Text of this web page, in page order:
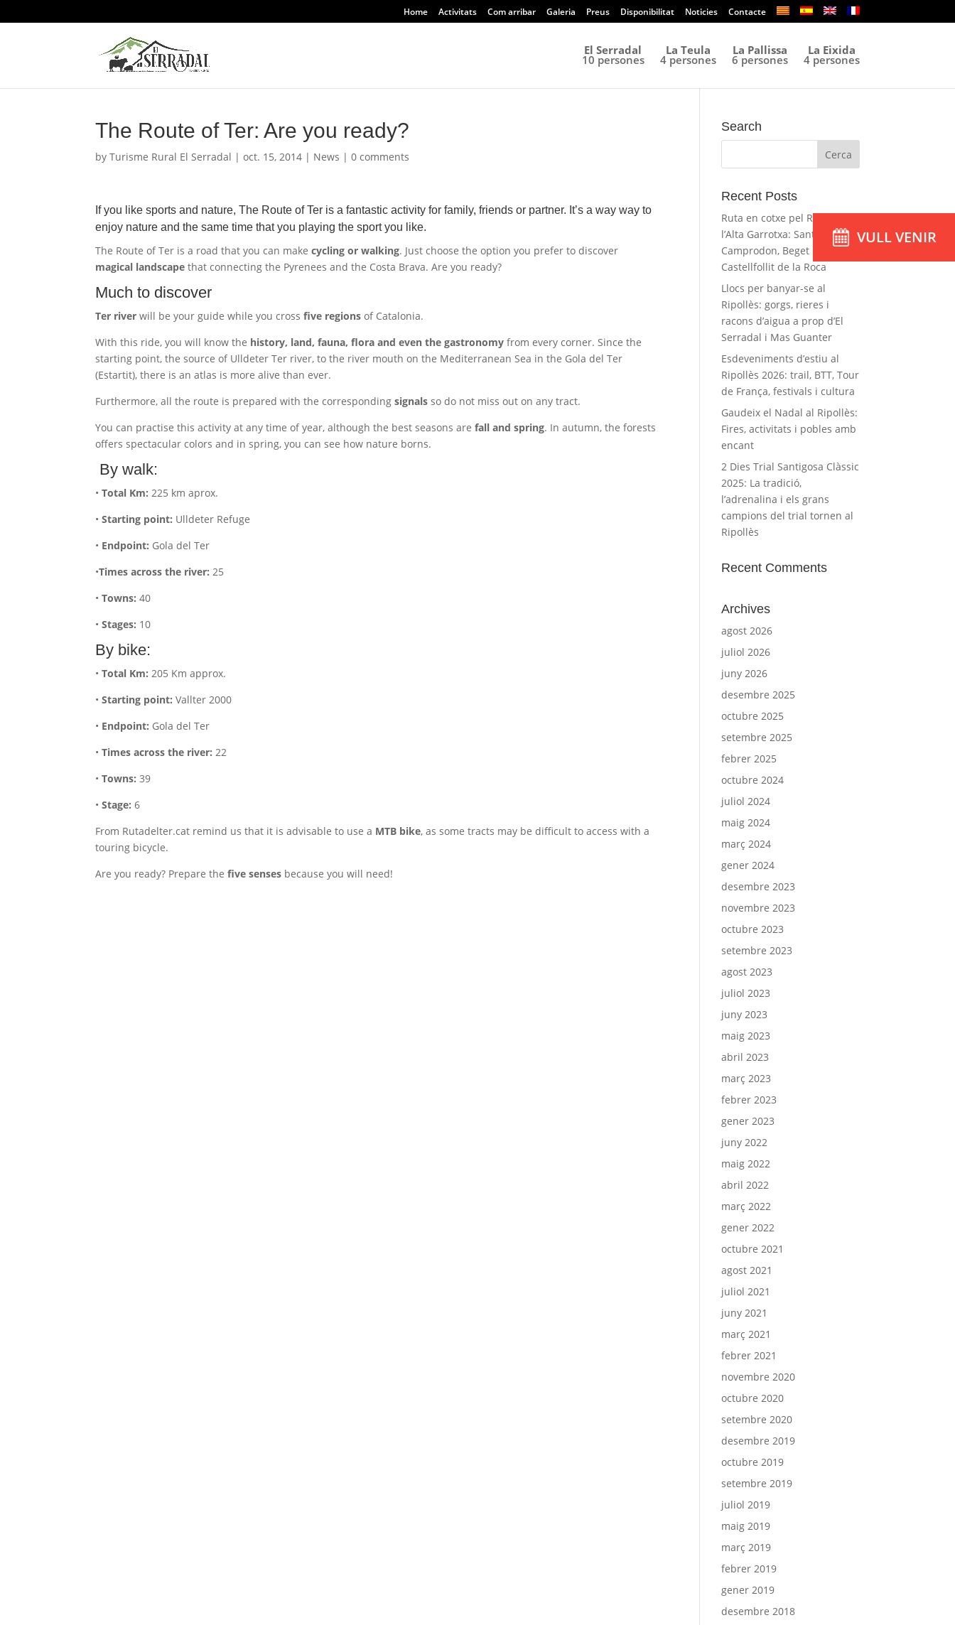
Home Activitats Com arribar Galeria Preus Disponibilitat Noticies Contacte
El Serradal
10 persones
La Teula
4 persones
La Pallissa
6 persones
La Eixida
4 persones
The Route of Ter: Are you ready?
byTurisme Rural El Serradal |oct. 15, 2014 | News |0 comments
If you like sports and nature, The Route of Ter is a fantastic activity for family, friends or partner. It’s a way way to
enjoy nature and the same time that you playing the sport you like.
The Route of Ter is a road that you can makecycling or walking. Just choose the option you prefer to discover
magical landscape that connecting the Pyrenees and the Costa Brava. Are you ready?
Much to discover
Ter river will be your guide while you crossfive regionsof Catalonia.
With this ride, you will know the history, land, fauna, flora and even the gastronomy from every corner. Since the
starting point, the source of Ulldeter Ter river, to the river mouth on the Mediterranean Sea in the Gola del Ter
(Estartit), there is an atlas is more alive than ever.
Furthermore, all the route is prepared with the correspondingsignals so do not miss out on any tract.
You can practise this activity at any time of year, although the best seasons arefall and spring. In autumn, the forests
offers spectacular colors and in spring, you can see how nature borns.
By walk:
•Total Km: 225 km aprox.
•Starting point: Ulldeter Refuge
• Endpoint: Gola del Ter
•Times across the river: 25
•Towns: 40
•Stages: 10
By bike:
•Total Km: 205 Km approx.
• Starting point: Vallter 2000
• Endpoint: Gola del Ter
•Times across the river: 22
•Towns: 39
•Stage: 6
From Rutadelter.cat remind us that it is advisable to use a MTB bike, as some tracts may be difficult to access with a
touring bicycle.
Are you ready? Prepare thefive senses because you will need!
Search
Recent Posts
Ruta en cotxe pel Ripollès i
l’Alta Garrotxa: Sant Joan,
Camprodon, Beget i
Castellfollit de la Roca
Llocs per banyar-se al
Ripollès: gorgs, rieres i
racons d’aigua a prop d’El
Serradal i Mas Guanter
Esdeveniments d’estiu al
Ripollès 2026: trail, BTT, Tour
de França, festivals i cultura
Gaudeix el Nadal al Ripollès:
Fires, activitats i pobles amb
encant
2 Dies Trial Santigosa Clàssic
2025: La tradició,
l’adrenalina i els grans
campions del trial tornen al
Ripollès
Recent Comments
Archives
agost 2026
juliol 2026
juny 2026
desembre 2025
octubre 2025
setembre 2025
febrer 2025
octubre 2024
juliol 2024
maig 2024
març 2024
gener 2024
desembre 2023
novembre 2023
octubre 2023
setembre 2023
agost 2023
juliol 2023
juny 2023
maig 2023
abril 2023
març 2023
febrer 2023
gener 2023
juny 2022
maig 2022
abril 2022
març 2022
gener 2022
octubre 2021
agost 2021
juliol 2021
juny 2021
març 2021
febrer 2021
novembre 2020
octubre 2020
setembre 2020
desembre 2019
octubre 2019
setembre 2019
juliol 2019
maig 2019
març 2019
febrer 2019
gener 2019
desembre 2018
VULL VENIR